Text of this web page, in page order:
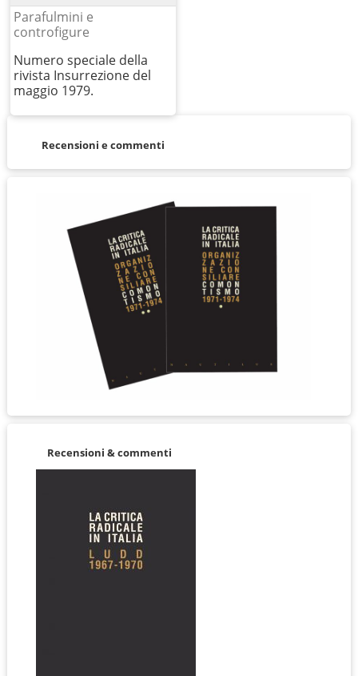
Parafulmini e
controfigure
Numero speciale della
rivista Insurrezione del
maggio 1979.
Recensioni e commenti
Recensioni & commenti